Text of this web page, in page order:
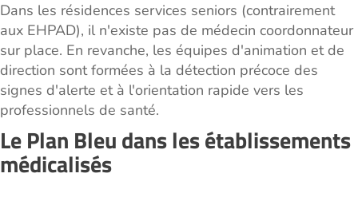
Dans les résidences services seniors (contrairement
aux EHPAD), il n'existe pas de médecin coordonnateur
sur place. En revanche, les équipes d'animation et de
direction sont formées à la détection précoce des
signes d'alerte et à l'orientation rapide vers les
professionnels de santé.
Le Plan Bleu dans les établissements
médicalisés